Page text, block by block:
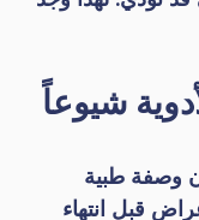
شيوعاً
وصفة طبية
قبل انتهاء